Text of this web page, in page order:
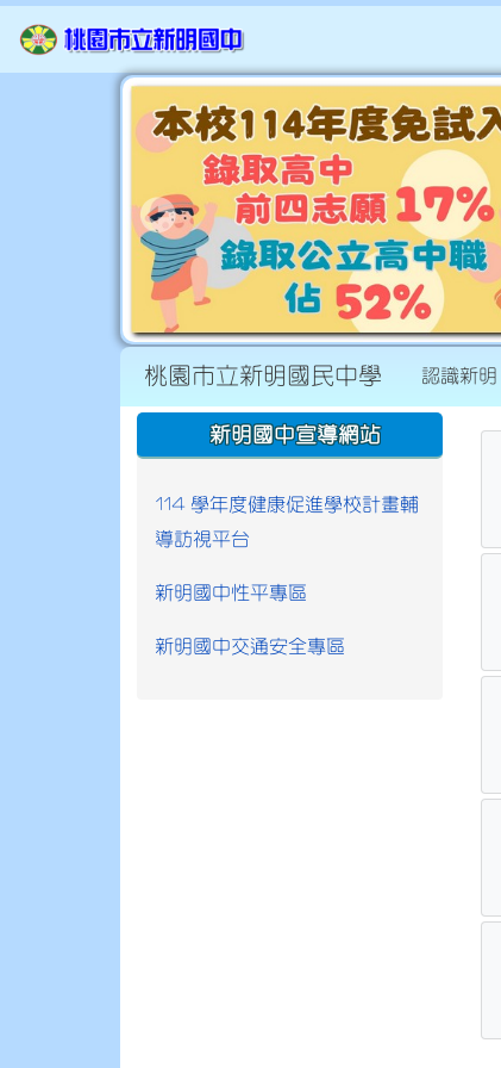
桃園市立新明國民中學 認識新明
:::
新明國中宣導網站
114 學年度健康促進學校計畫輔
導訪視平台
新明國中性平專區
新明國中交通安全專區